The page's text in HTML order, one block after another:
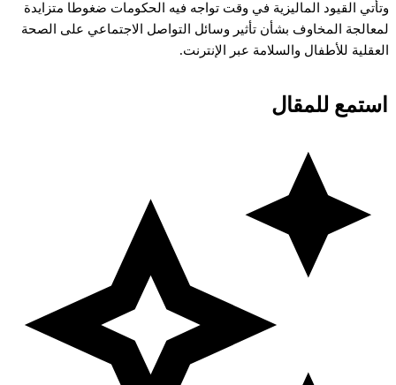
وتأتي القيود الماليزية في وقت تواجه فيه الحكومات ضغوطا متزايدة
لمعالجة المخاوف بشأن تأثير وسائل التواصل الاجتماعي على الصحة
العقلية للأطفال والسلامة عبر الإنترنت.
استمع للمقال